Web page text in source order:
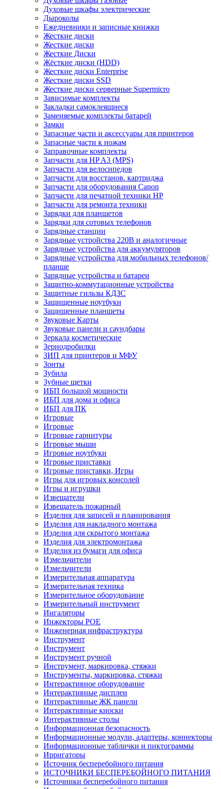
Духовые шкафы электрические
Дыроколы
Ежедневники и записные книжки
Жесткие диски
Жесткие диски
Жесткие Диски
Жёсткие диски (HDD)
Жесткие диски Enterprise
Жесткие диски SSD
Жесткие диски серверные Supermicro
Зависимые комплекты
Закладки самоклеящиеся
Заменяемые комплекты батарей
Замки
Запасные части и аксессуары для принтеров
Запасные части к ножам
Заправочные комплекты
Запчасти для HP A3 (MPS)
Запчасти для велосипедов
Запчасти для восстанов. картриджа
Запчасти для оборудования Canon
Запчасти для печатной техники HP
Запчасти для ремонта техники
Зарядки для планшетов
Зарядки для сотовых телефонов
Зарядные станции
Зарядные устройства 220В и аналогичные
Зарядные устройства для аккумуляторов
Зарядные устройства для мобильных телефонов/
планше
Зарядные устройства и батареи
Защитно-коммутационные устройства
Защитные гильзы КДЗС
Защищенные ноутбуки
Защищенные планшеты
Звуковые Карты
Звуковые панели и саундбары
Зеркала косметические
Зернодробилки
ЗИП для принтеров и МФУ
Зонты
Зубила
Зубные щетки
ИБП большой мощности
ИБП для дома и офиса
ИБП для ПК
Игровые
Игровые
Игровые гарнитуры
Игровые мыши
Игровые ноутбуки
Игровые приставки
Игровые приставки, Игры
Игры для игровых консолей
Игры и игрушки
Извещатели
Извещатель пожарный
Изделия для записей и планирования
Изделия для накладного монтажа
Изделия для скрытого монтажа
Изделия для электромонтажа
Изделия из бумаги для офиса
Измельчители
Измельчители
Измерительная аппаратура
Измерительная техника
Измерительное оборудование
Измерительный инструмент
Ингаляторы
Инжекторы POE
Инженерная инфраструктура
Инструмент
Инструмент
Инструмент ручной
Инструмент, маркировка, стяжки
Инструменты, маркировка, стяжки
Интерактивное оборудование
Интерактивные дисплеи
Интерактивные ЖК панели
Интерактивные киоски
Интерактивные столы
Информационная безопасность
Информационные модули, адаптеры, коннекторы
Информационные таблички и пиктограммы
Ирригаторы
Источник бесперебойного питания
ИСТОЧНИКИ БЕСПЕРЕБОЙНОГО ПИТАНИЯ
Источники бесперебойного питания